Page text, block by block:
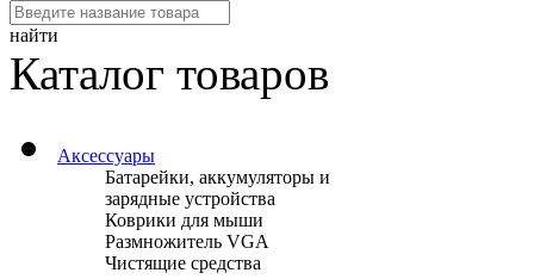
найти
Каталог товаров
Аксессуары
Батарейки, аккумуляторы и
зарядные устройства
Коврики для мыши
Размножитель VGA
Чистящие средства